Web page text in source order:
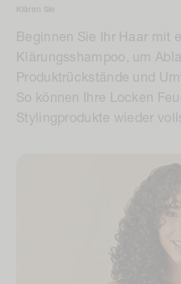
Klären Sie
Beginnen Sie Ihr Haar mit
Klärungsshampoo, um
Produktrückstände und
So können Ihre Locken
Stylingprodukte wieder